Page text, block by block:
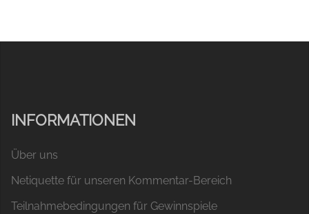
INFORMATIONEN
Über uns
Netiquette für unseren Kommentar-Bereich
Teilnahmebedingungen für Gewinnspiele